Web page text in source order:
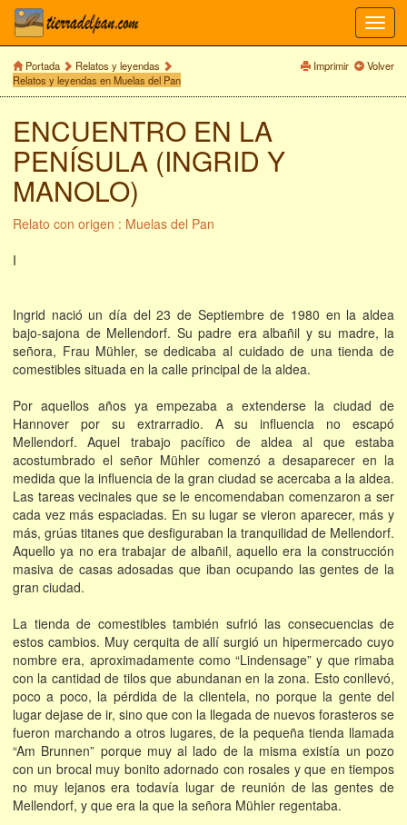
Portada
Relatos y leyendas
Relatos y leyendas en Muelas del Pan
Imprimir Volver
ENCUENTRO EN LA
PENÍSULA (INGRID Y
MANOLO)
Relato con origen : Muelas del Pan
I
Ingrid nació un día del 23 de Septiembre de 1980 en la aldea
bajo-sajona de Mellendorf. Su padre era albañil y su madre, la
señora, Frau Mühler, se dedicaba al cuidado de una tienda de
comestibles situada en la calle principal de la aldea.
Por aquellos años ya empezaba a extenderse la ciudad de
Hannover por su extrarradio. A su influencia no escapó
Mellendorf. Aquel trabajo pacífico de aldea al que estaba
acostumbrado el señor Mühler comenzó a desaparecer en la
medida que la influencia de la gran ciudad se acercaba a la aldea.
Las tareas vecinales que se le encomendaban comenzaron a ser
cada vez más espaciadas. En su lugar se vieron aparecer, más y
más, grúas titanes que desfiguraban la tranquilidad de Mellendorf.
Aquello ya no era trabajar de albañil, aquello era la construcción
masiva de casas adosadas que iban ocupando las gentes de la
gran ciudad.
La tienda de comestibles también sufrió las consecuencias de
estos cambios. Muy cerquita de allí surgió un hipermercado cuyo
nombre era, aproximadamente como “Lindensage” y que rimaba
con la cantidad de tilos que abundanan en la zona. Esto conllevó,
poco a poco, la pérdida de la clientela, no porque la gente del
lugar dejase de ir, sino que con la llegada de nuevos forasteros se
fueron marchando a otros lugares, de la pequeña tienda llamada
“Am Brunnen” porque muy al lado de la misma existía un pozo
con un brocal muy bonito adornado con rosales y que en tiempos
no muy lejanos era todavía lugar de reunión de las gentes de
Mellendorf, y que era la que la señora Mühler regentaba.